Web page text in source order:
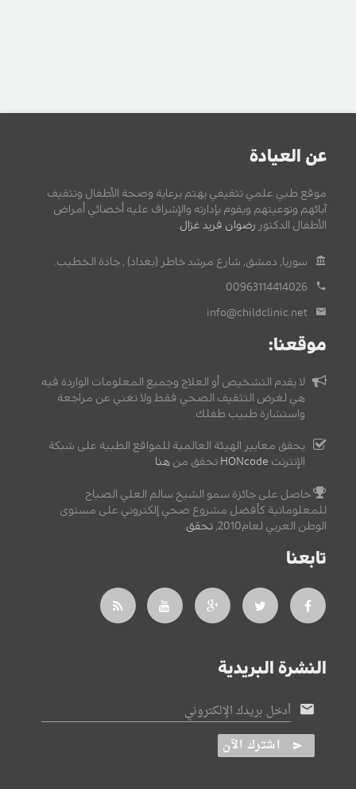
عن العيادة
موقع طبي علمي تثقيفي يهتم برعاية وصحة الأطفال وتثقيف
آبائهم وتوعيتهم ويقوم بإدارته والإشراف عليه أخصائي أمراض
الأطفال الدكتور رضوان فريد غزال.
سوريا, دمشق, شارع مرشد خاطر (بغداد) , جادة الخطيب.
00963114414026
info@childclinic.net
موقعنا:
لا يقدم التشخيص أو العلاج وجميع المعلومات الواردة فيه
هي لغرض التثقيف الصحي فقط ولا تغني عن مراجعة
واستشارة طبيب طفلك.
يحقق معايير الهيئة العالمية للمواقع الطبية على شبكة
الإنترنت HONcode تحقق من هنا
حاصل على جائزة سمو الشيخ سالم العلي الصباح
للمعلوماتية كأفضل مشروع صحي إلكتروني على مستوى
الوطن العربي لعام2010,
تحقق.
تابعنا
النشرة البريدية
أدخل بريدك الإلكتروني
اشترك الآن